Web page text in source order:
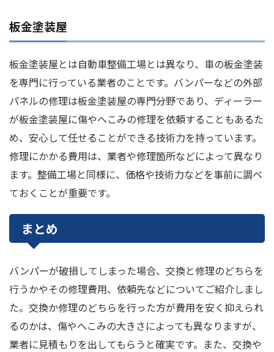
板金塗装屋
板金塗装屋とは自動車整備工場とは異なり、車の板金塗装
を専門に行っている業者のことです。バンパーなどの外部
パネルの修理は板金塗装屋の専門分野であり、ディーラー
が板金塗装屋に傷やへこみの修理を依頼することもあるた
め、安心して任せることができる技術力を持っています。
修理にかかる費用は、業者や修理箇所などによって異なり
ます。整備工場と同様に、価格や技術力などを事前に調べ
ておくことが重要です。
まとめ
バンパーが破損してしまった場合、交換と修理のどちらを
行うかやその修理費用、依頼先などについてご紹介しまし
た。交換か修理のどちらを行った方が費用を安く抑えられ
るのかは、傷やへこみの大きさによっても異なりますが、
業者に見積もりを出してもらうと確実です。また、交換や